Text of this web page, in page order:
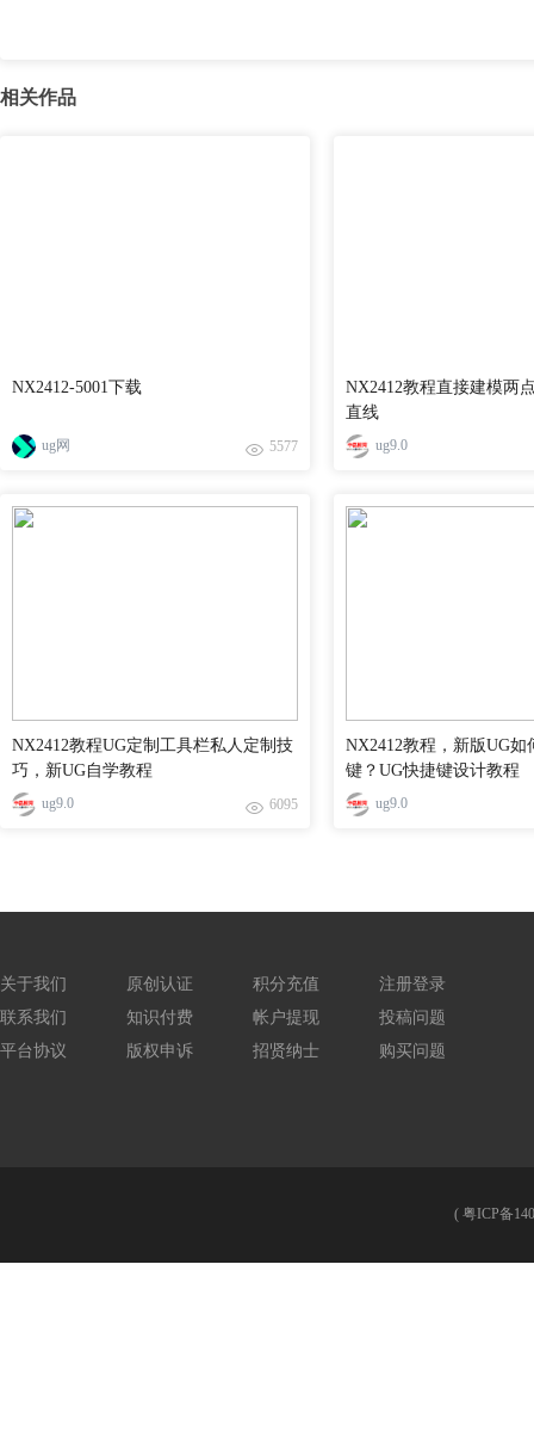
相关作品
NX2412-5001下载
ug网 5577
NX2412教程直接建模两
直线
ug9.0
NX2412教程UG定制工具栏私人定制技
巧，新UG自学教程
ug9.0 6095
NX2412教程，新版UG如
键？UG快捷键设计教程
ug9.0
关于我们
联系我们
平台协议
原创认证
知识付费
版权申诉
积分充值
帐户提现
招贤纳士
注册登录
投稿问题
购买问题
( 粤ICP备